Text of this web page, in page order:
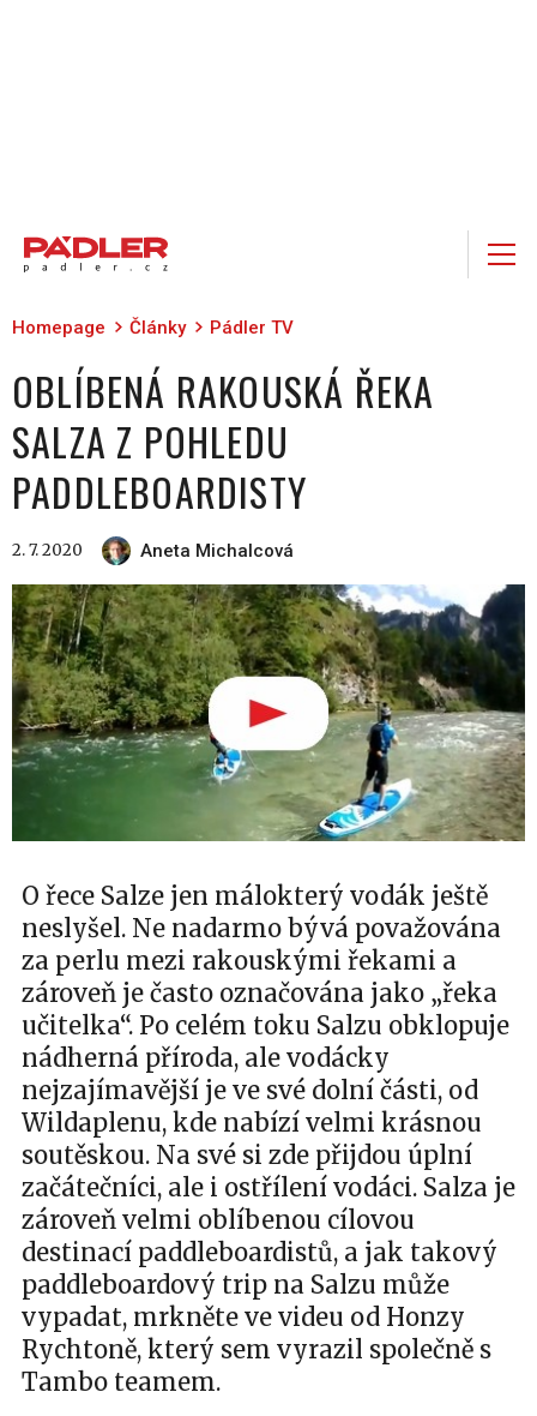
Homepage Články Pádler TV
OBLÍBENÁ RAKOUSKÁ ŘEKA
SALZA Z POHLEDU
PADDLEBOARDISTY
2. 7. 2020 Aneta Michalcová
O řece Salze jen málokterý vodák ještě
neslyšel. Ne nadarmo bývá považována
za perlu mezi rakouskými řekami a
zároveň je často označována jako „řeka
učitelka“. Po celém toku Salzu obklopuje
nádherná příroda, ale vodácky
nejzajímavější je ve své dolní části, od
Wildaplenu, kde nabízí velmi krásnou
soutěskou. Na své si zde přijdou úplní
začátečníci, ale i ostřílení vodáci. Salza je
zároveň velmi oblíbenou cílovou
destinací paddleboardistů, a jak takový
paddleboardový trip na Salzu může
vypadat, mrkněte ve videu od Honzy
Rychtoně, který sem vyrazil společně s
Tambo teamem.